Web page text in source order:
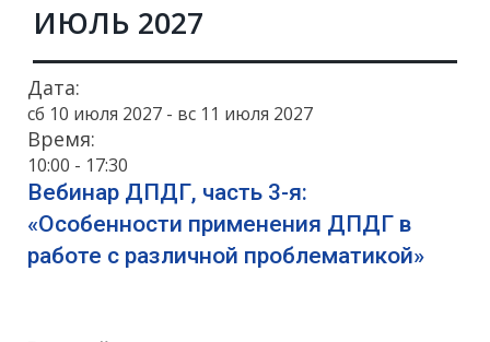
ИЮЛЬ 2027
Дата:
сб 10 июля 2027 - вс 11 июля 2027
Время:
10:00 - 17:30
Вебинар ДПДГ, часть 3-я:
«Особенности применения ДПДГ в
работе с различной проблематикой»